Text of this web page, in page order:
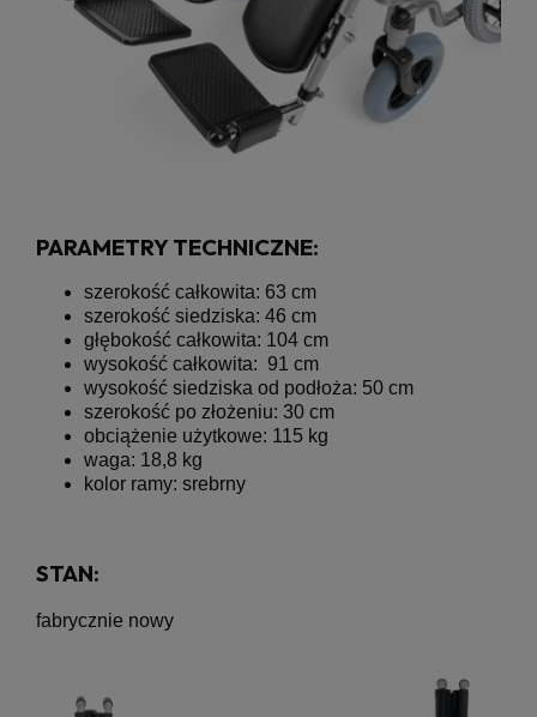
PARAMETRY TECHNICZNE:
szerokość całkowita: 63 cm
szerokość siedziska: 46 cm
głębokość całkowita: 104 cm
wysokość całkowita: 91 cm
wysokość siedziska od podłoża: 50 cm
szerokość po złożeniu: 30 cm
obciążenie użytkowe: 115 kg
waga: 18,8 kg
kolor ramy: srebrny
STAN:
fabrycznie nowy